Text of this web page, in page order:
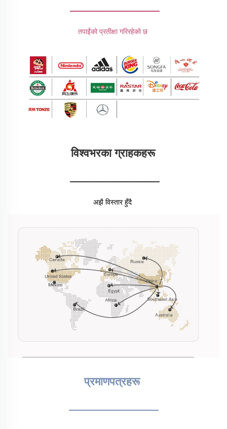
________________
तपाईंको प्रतीक्षा गरिरहेको छ
विश्वभरका ग्राहकहरू
________________
अझै विस्तार हुँदै
प्रमाणपत्रहरू
________________